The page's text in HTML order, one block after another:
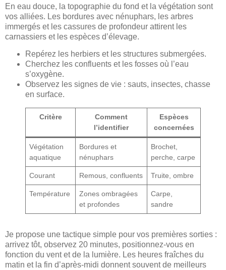
En eau douce, la topographie du fond et la végétation sont
vos alliées. Les bordures avec nénuphars, les arbres
immergés et les cassures de profondeur attirent les
carnassiers et les espèces d’élevage.
Repérez les herbiers et les structures submergées.
Cherchez les confluents et les fosses où l’eau
s’oxygène.
Observez les signes de vie : sauts, insectes, chasse
en surface.
Critère
Comment
l’identifier
Espèces
concernées
Végétation
aquatique
Bordures et
nénuphars
Brochet,
perche, carpe
Courant Remous, confluents Truite, ombre
Température
Zones ombragées
et profondes
Carpe,
sandre
Je propose une tactique simple pour vos premières sorties :
arrivez tôt, observez 20 minutes, positionnez-vous en
fonction du vent et de la lumière. Les heures fraîches du
matin et la fin d’après-midi donnent souvent de meilleurs